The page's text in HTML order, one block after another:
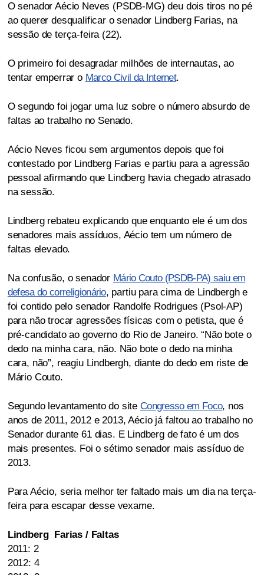
O senador Aécio Neves (PSDB-MG) deu dois tiros no pé
ao querer desqualificar o senador Lindberg Farias, na
sessão de terça-feira (22).
O primeiro foi desagradar milhões de internautas, ao
tentar emperrar o Marco Civil da Internet.
O segundo foi jogar uma luz sobre o número absurdo de
faltas ao trabalho no Senado.
Aécio Neves ficou sem argumentos depois que foi
contestado por Lindberg Farias e partiu para a agressão
pessoal afirmando que Lindberg havia chegado atrasado
na sessão.
Lindberg rebateu explicando que enquanto ele é um dos
senadores mais assíduos, Aécio tem um número de
faltas elevado.
Na confusão, o senador Mário Couto (PSDB-PA) saiu em
defesa do correligionário, partiu para cima de Lindbergh e
foi contido pelo senador Randolfe Rodrigues (Psol-AP)
para não trocar agressões físicas com o petista, que é
pré-candidato ao governo do Rio de Janeiro. “Não bote o
dedo na minha cara, não. Não bote o dedo na minha
cara, não”, reagiu Lindbergh, diante do dedo em riste de
Mário Couto.
Segundo levantamento do site Congresso em Foco, nos
anos de 2011, 2012 e 2013, Aécio já faltou ao trabalho no
Senador durante 61 dias. E Lindberg de fato é um dos
mais presentes. Foi o sétimo senador mais assíduo de
2013.
Para Aécio, seria melhor ter faltado mais um dia na terça-
feira para escapar desse vexame.
Lindberg Farias / Faltas
2011: 2
2012: 4